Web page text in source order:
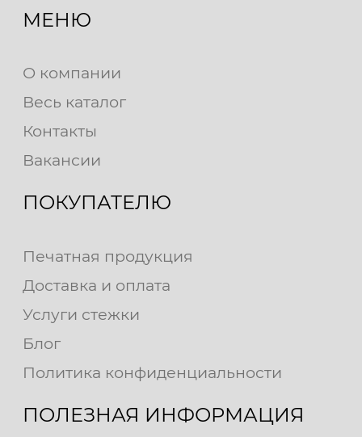
МЕНЮ
О компании
Весь каталог
Контакты
Вакансии
ПОКУПАТЕЛЮ
Печатная продукция
Доставка и оплата
Услуги стежки
Блог
Политика конфиденциальности
ПОЛЕЗНАЯ ИНФОРМАЦИЯ